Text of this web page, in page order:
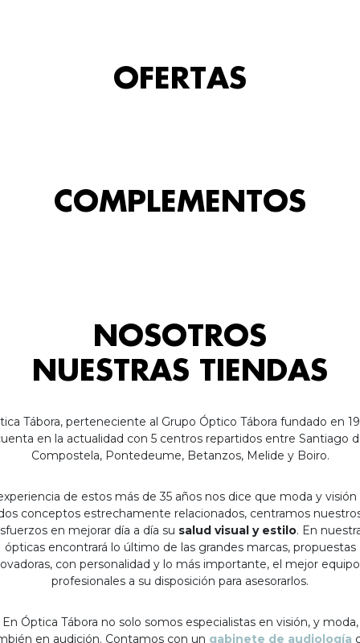
OFERTAS
COMPLEMENTOS
NOSOTROS
NUESTRAS TIENDAS
Tábora, perteneciente al Grupo Óptico Tábora fundado en
en la actualidad con 5 centros repartidos entre Santiago
Compostela, Pontedeume, Betanzos, Melide y Boiro.
de estos más de 35 años nos dice que moda y visión
conceptos estrechamente relacionados, centramos
en mejorar día a día su salud visual y estilo. En
ópticas encontrará lo último de las grandes marcas, propuestas
con personalidad y lo más importante, el mejor
profesionales a su disposición para asesorarlos.
En Óptica Tábora no solo somos especialistas en visión, y moda,
en audición. Contamos con un gabinete de audiología